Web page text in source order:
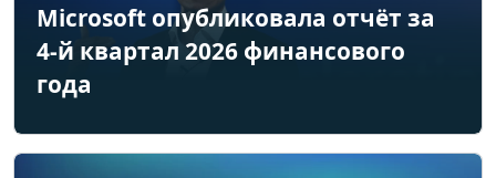
Microsoft опубликовала отчёт за
4-й квартал 2026 финансового
года